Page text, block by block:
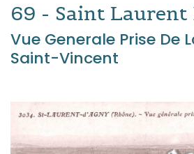
69 - Saint Laurent
Vue Generale Prise De
Saint-Vincent